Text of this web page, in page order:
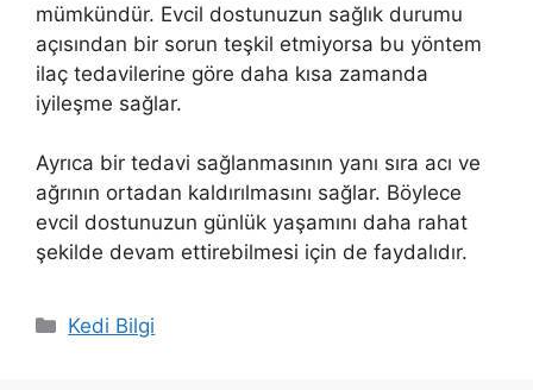
mümkündür. Evcil dostunuzun sağlık durumu
açısından bir sorun teşkil etmiyorsa bu yöntem
ilaç tedavilerine göre daha kısa zamanda
iyileşme sağlar.
Ayrıca bir tedavi sağlanmasının yanı sıra acı ve
ağrının ortadan kaldırılmasını sağlar. Böylece
evcil dostunuzun günlük yaşamını daha rahat
şekilde devam ettirebilmesi için de faydalıdır.
Kategoriler
Kedi Bilgi